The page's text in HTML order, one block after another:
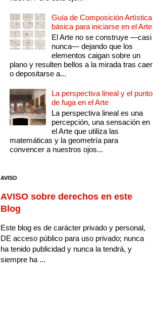
Guía de Composición Artística
básica para iniciarse en el Arte
El Arte no se construye —casi
nunca— dejando que los
elementos caigan sobre un
plano y resulten bellos a la mirada tras caer
o depositarse a...
La perspectiva lineal y el punto
de fuga en el Arte
La perspectiva lineal es una
percepción, una sensación en
el Arte que utiliza las
matemáticas y la geometría para
convencer a nuestros ojos...
AVISO
AVISO sobre derechos en este
Blog
Este blog es de carácter privado y personal,
DE acceso público para uso privado; nunca
ha tenido publicidad y nunca la tendrá, y
siempre ha ...